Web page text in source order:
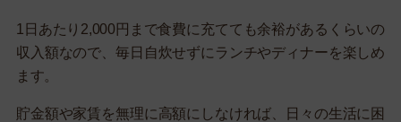
1日あたり2,000円まで食費に充てても余裕があるくらいの
収入額なので、毎日自炊せずにランチやディナーを楽しめ
ます。
貯金額や家賃を無理に高額にしなければ、日々の生活に困